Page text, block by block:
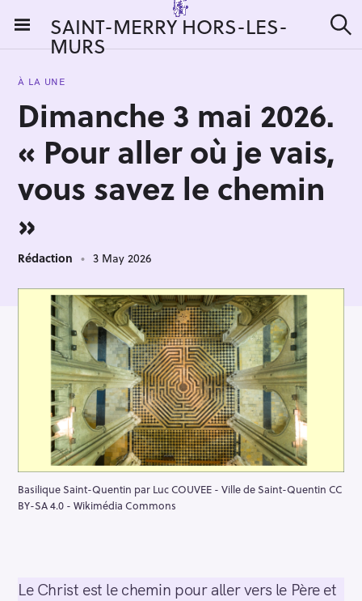
i
SAINT-MERRY HORS-LES-
MURS e
À LA UNE
Dimanche 3 mai 2026.
« Pour aller où je vais,
vous savez le chemin
»
Rédaction 3 May 2026
Basilique Saint-Quentin par Luc COUVEE - Ville de Saint-Quentin CC
BY-SA 4.0 - Wikimédia Commons
Le Christ est le chemin pour aller vers le Père et